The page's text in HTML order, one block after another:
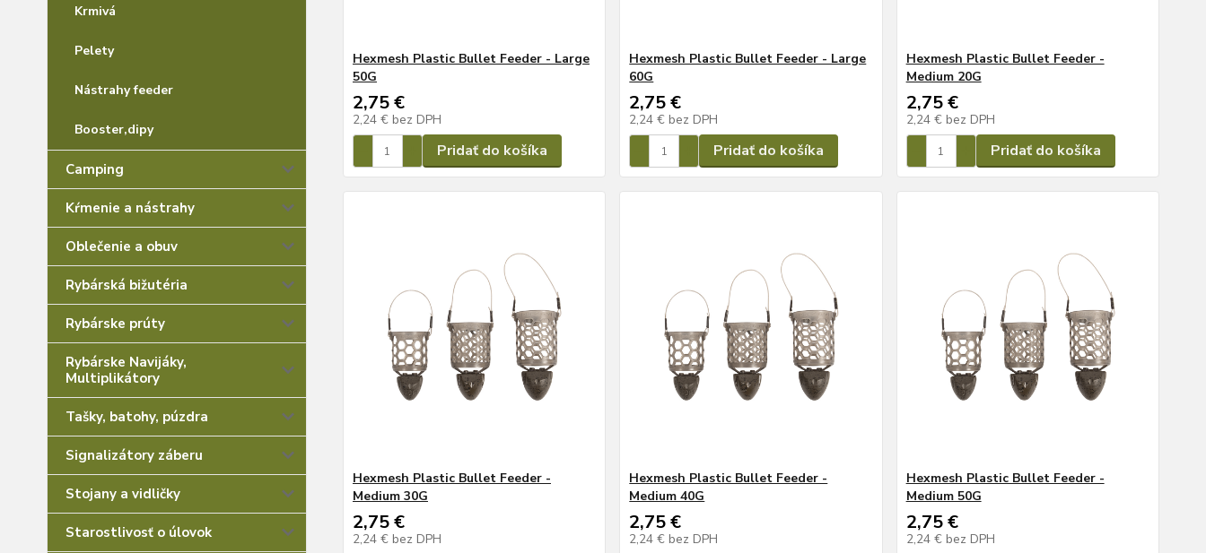
Krmivá
Pelety
Nástrahy feeder
Booster,dipy
Camping
Kŕmenie a nástrahy
Oblečenie a obuv
Rybárská bižutéria
Rybárske prúty
Rybárske Navijáky,
Multiplikátory
Tašky, batohy, púzdra
Signalizátory záberu
Stojany a vidličky
Starostlivosť o úlovok
Hexmesh Plastic Bullet Feeder - Large
50G
2,75 €
2,24 € bez DPH
Pridať do košíka
Hexmesh Plastic Bullet Feeder - Large
60G
2,75 €
2,24 € bez DPH
Pridať do košíka
Hexmesh Plastic Bullet Feeder -
Medium 20G
2,75 €
2,24 € bez DPH
Pridať do košíka
Hexmesh Plastic Bullet Feeder -
Medium 30G
2,75 €
2,24 € bez DPH
Hexmesh Plastic Bullet Feeder -
Medium 40G
2,75 €
2,24 € bez DPH
Hexmesh Plastic Bullet Feeder -
Medium 50G
2,75 €
2,24 € bez DPH